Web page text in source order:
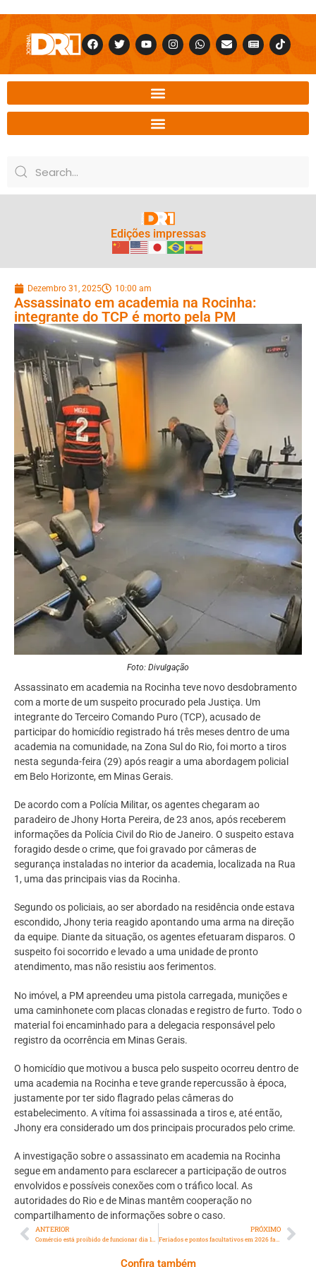
Edições impressas
Dezembro 31, 2025 10:00 am
Assassinato em academia na Rocinha:
integrante do TCP é morto pela PM
Foto: Divulgação
Assassinato em academia na Rocinha teve novo desdobramento
com a morte de um suspeito procurado pela Justiça. Um
integrante do Terceiro Comando Puro (TCP), acusado de
participar do homicídio registrado há três meses dentro de uma
academia na comunidade, na Zona Sul do Rio, foi morto a tiros
nesta segunda-feira (29) após reagir a uma abordagem policial
em Belo Horizonte, em Minas Gerais.
De acordo com a Polícia Militar, os agentes chegaram ao
paradeiro de Jhony Horta Pereira, de 23 anos, após receberem
informações da Polícia Civil do Rio de Janeiro. O suspeito estava
foragido desde o crime, que foi gravado por câmeras de
segurança instaladas no interior da academia, localizada na Rua
1, uma das principais vias da Rocinha.
Segundo os policiais, ao ser abordado na residência onde estava
escondido, Jhony teria reagido apontando uma arma na direção
da equipe. Diante da situação, os agentes efetuaram disparos. O
suspeito foi socorrido e levado a uma unidade de pronto
atendimento, mas não resistiu aos ferimentos.
No imóvel, a PM apreendeu uma pistola carregada, munições e
uma caminhonete com placas clonadas e registro de furto. Todo o
material foi encaminhado para a delegacia responsável pelo
registro da ocorrência em Minas Gerais.
O homicídio que motivou a busca pelo suspeito ocorreu dentro de
uma academia na Rocinha e teve grande repercussão à época,
justamente por ter sido flagrado pelas câmeras do
estabelecimento. A vítima foi assassinada a tiros e, até então,
Jhony era considerado um dos principais procurados pelo crime.
A investigação sobre o assassinato em academia na Rocinha
segue em andamento para esclarecer a participação de outros
envolvidos e possíveis conexões com o tráfico local. As
autoridades do Rio e de Minas mantêm cooperação no
compartilhamento de informações sobre o caso.
ANTERIOR PRÓXIMO
Confira também